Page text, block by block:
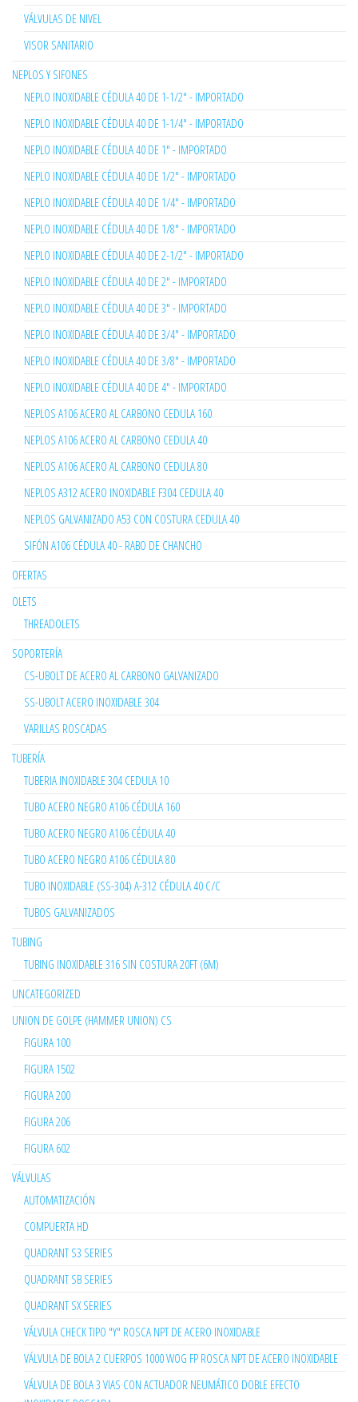
VÁLVULAS DE NIVEL
VISOR SANITARIO
NEPLOS Y SIFONES
NEPLO INOXIDABLE CÉDULA 40 DE 1-1/2" - IMPORTADO
NEPLO INOXIDABLE CÉDULA 40 DE 1-1/4" - IMPORTADO
NEPLO INOXIDABLE CÉDULA 40 DE 1" - IMPORTADO
NEPLO INOXIDABLE CÉDULA 40 DE 1/2" - IMPORTADO
NEPLO INOXIDABLE CÉDULA 40 DE 1/4" - IMPORTADO
NEPLO INOXIDABLE CÉDULA 40 DE 1/8" - IMPORTADO
NEPLO INOXIDABLE CÉDULA 40 DE 2-1/2" - IMPORTADO
NEPLO INOXIDABLE CÉDULA 40 DE 2" - IMPORTADO
NEPLO INOXIDABLE CÉDULA 40 DE 3" - IMPORTADO
NEPLO INOXIDABLE CÉDULA 40 DE 3/4" - IMPORTADO
NEPLO INOXIDABLE CÉDULA 40 DE 3/8" - IMPORTADO
NEPLO INOXIDABLE CÉDULA 40 DE 4" - IMPORTADO
NEPLOS A106 ACERO AL CARBONO CEDULA 160
NEPLOS A106 ACERO AL CARBONO CEDULA 40
NEPLOS A106 ACERO AL CARBONO CEDULA 80
NEPLOS A312 ACERO INOXIDABLE F304 CEDULA 40
NEPLOS GALVANIZADO A53 CON COSTURA CEDULA 40
SIFÓN A106 CÉDULA 40 - RABO DE CHANCHO
OFERTAS
OLETS
THREADOLETS
SOPORTERÍA
CS-UBOLT DE ACERO AL CARBONO GALVANIZADO
SS-UBOLT ACERO INOXIDABLE 304
VARILLAS ROSCADAS
TUBERÍA
TUBERIA INOXIDABLE 304 CEDULA 10
TUBO ACERO NEGRO A106 CÉDULA 160
TUBO ACERO NEGRO A106 CÉDULA 40
TUBO ACERO NEGRO A106 CÉDULA 80
TUBO INOXIDABLE (SS-304) A-312 CÉDULA 40 C/C
TUBOS GALVANIZADOS
TUBING
TUBING INOXIDABLE 316 SIN COSTURA 20FT (6M)
UNCATEGORIZED
UNION DE GOLPE (HAMMER UNION) CS
FIGURA 100
FIGURA 1502
FIGURA 200
FIGURA 206
FIGURA 602
VÁLVULAS
AUTOMATIZACIÓN
COMPUERTA HD
QUADRANT S3 SERIES
QUADRANT SB SERIES
QUADRANT SX SERIES
VÁLVULA CHECK TIPO "Y" ROSCA NPT DE ACERO INOXIDABLE
VÁLVULA DE BOLA 2 CUERPOS 1000 WOG FP ROSCA NPT DE ACERO INOXIDABLE
VÁLVULA DE BOLA 3 VIAS CON ACTUADOR NEUMÁTICO DOBLE EFECTO